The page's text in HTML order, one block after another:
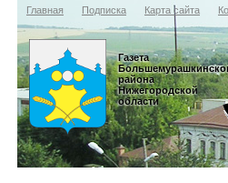
Главная Подписка Карта сайта
Газета
района
Нижегородской
области